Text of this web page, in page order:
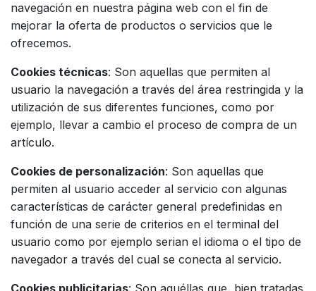
navegación en nuestra página web con el fin de
mejorar la oferta de productos o servicios que le
ofrecemos.
Cookies técnicas: Son aquellas que permiten al
usuario la navegación a través del área restringida y la
utilización de sus diferentes funciones, como por
ejemplo, llevar a cambio el proceso de compra de un
artículo.
Cookies de personalización: Son aquellas que
permiten al usuario acceder al servicio con algunas
características de carácter general predefinidas en
función de una serie de criterios en el terminal del
usuario como por ejemplo serian el idioma o el tipo de
navegador a través del cual se conecta al servicio.
Cookies publicitarias: Son aquéllas que, bien tratadas